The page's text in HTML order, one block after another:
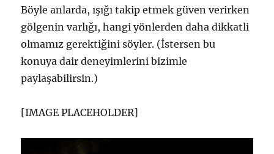
Böyle anlarda, ışığı takip etmek güven verirken
gölgenin varlığı, hangi yönlerden daha dikkatli
olmamız gerektiğini söyler. (İstersen bu
konuya dair deneyimlerini bizimle
paylaşabilirsin.)
[IMAGE PLACEHOLDER]